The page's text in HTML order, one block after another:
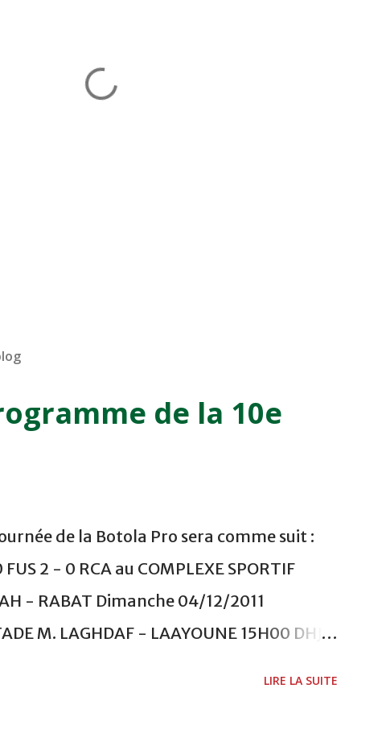
de la 10e
de la Botola Pro sera comme suit :
2 - 0 RCA au COMPLEXE SPORTIF
- RABAT Dimanche 04/12/2011
M. LAGHDAF - LAAYOUNE 15H00 DHJ 0
LIRE LA SUITE